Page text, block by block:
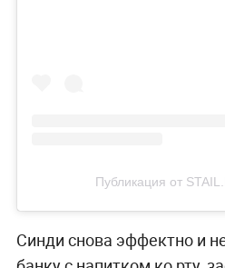
Публикация от
Синди снова эффектно и